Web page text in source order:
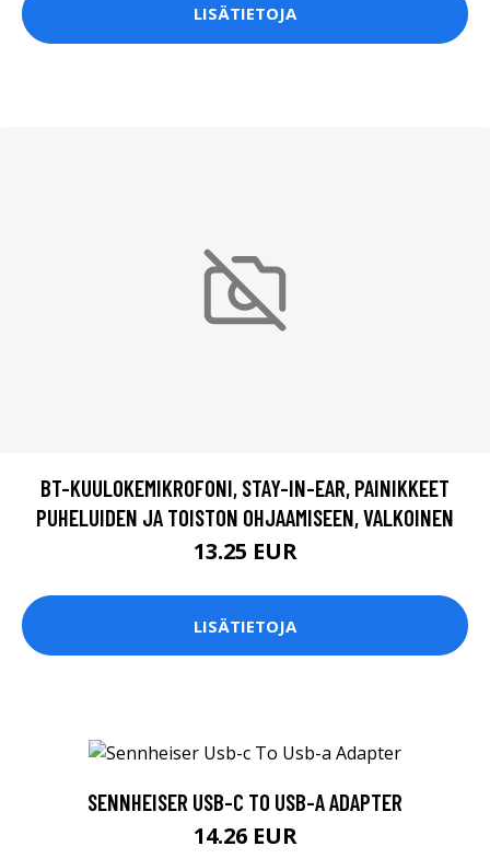
LISÄTIETOJA
BT-KUULOKEMIKROFONI, STAY-IN-EAR, PAINIKKEET
PUHELUIDEN JA TOISTON OHJAAMISEEN, VALKOINEN
13.25 EUR
LISÄTIETOJA
SENNHEISER USB-C TO USB-A ADAPTER
14.26 EUR